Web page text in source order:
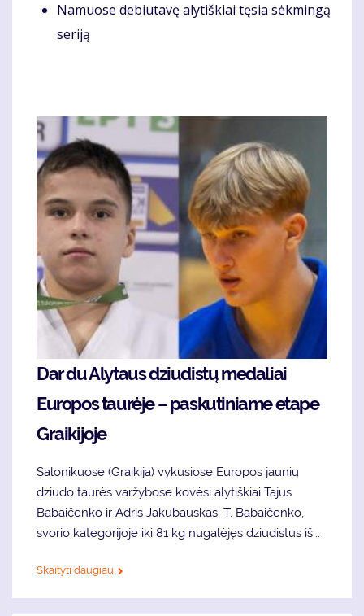
Namuose debiutavę alytiškiai tęsia sėkmingą
seriją
Dar du Alytaus dziudistų medaliai
Europos taurėje – paskutiniame etape
Graikijoje
Salonikuose (Graikija) vykusiose Europos jaunių
dziudo taurės varžybose kovėsi alytiškiai Tajus
Babaičenko ir Adris Jakubauskas. T. Babaičenko,
svorio kategorijoje iki 81 kg nugalėjęs dziudistus iš...
Skaityti daugiau